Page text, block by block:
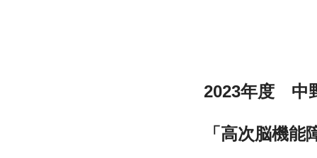
2023年度　中
「高次脳機